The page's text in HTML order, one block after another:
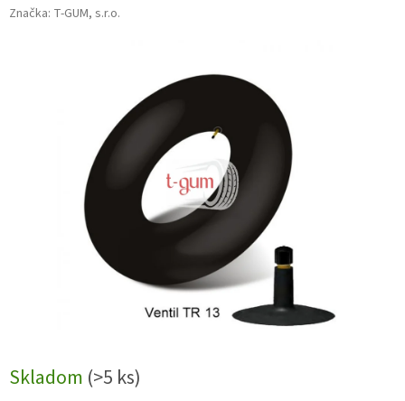
Značka: T-GUM, s.r.o.
Skladom (>5 ks)